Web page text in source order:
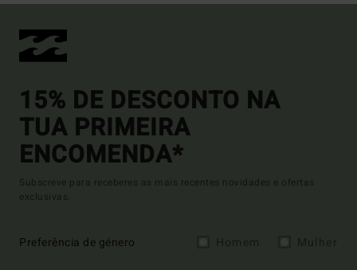
15% DE DESCONTO NA
TUA PRIMEIRA
ENCOMENDA*
Subscreve para receberes as mais recentes novidades e ofertas
exclusivas.
Preferência de género